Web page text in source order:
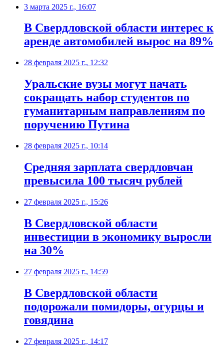
3 марта 2025 г., 16:07
В Свердловской области интерес к
аренде автомобилей вырос на 89%
28 февраля 2025 г., 12:32
Уральские вузы могут начать
сокращать набор студентов по
гуманитарным направлениям по
поручению Путина
28 февраля 2025 г., 10:14
Средняя зарплата свердловчан
превысила 100 тысяч рублей
27 февраля 2025 г., 15:26
В Свердловской области
инвестиции в экономику выросли
на 30%
27 февраля 2025 г., 14:59
В Свердловской области
подорожали помидоры, огурцы и
говядина
27 февраля 2025 г., 14:17